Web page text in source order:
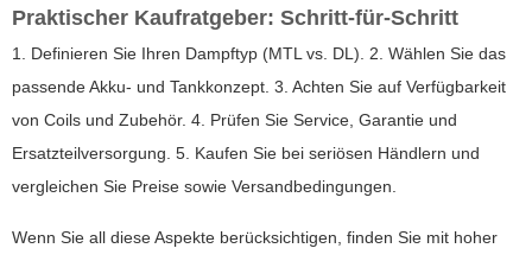
Praktischer Kaufratgeber: Schritt-für-Schritt
1. Definieren Sie Ihren Dampftyp (MTL vs. DL). 2. Wählen Sie das
passende Akku- und Tankkonzept. 3. Achten Sie auf Verfügbarkeit
von Coils und Zubehör. 4. Prüfen Sie Service, Garantie und
Ersatzteilversorgung. 5. Kaufen Sie bei seriösen Händlern und
vergleichen Sie Preise sowie Versandbedingungen.
Wenn Sie all diese Aspekte berücksichtigen, finden Sie mit hoher